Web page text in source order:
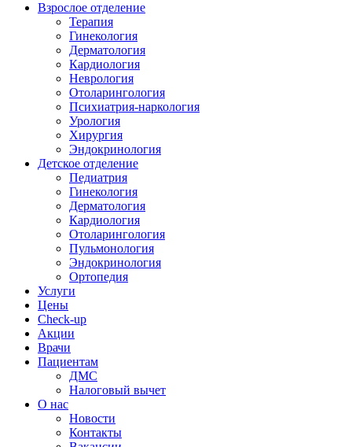
Взрослое отделение
Терапия
Гинекология
Дерматология
Кардиология
Неврология
Отоларингология
Психиатрия-наркология
Урология
Хирургия
Эндокринология
Детское отделение
Педиатрия
Гинекология
Дерматология
Кардиология
Отоларингология
Пульмонология
Эндокринология
Ортопедия
Услуги
Цены
Check-up
Акции
Врачи
Пациентам
ДМС
Налоговый вычет
О нас
Новости
Контакты